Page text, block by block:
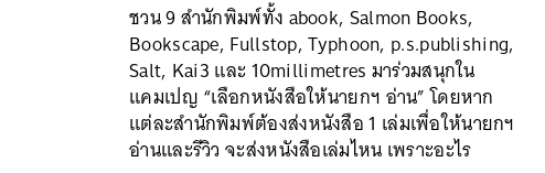
ชวน 9 สำนักพิมพ์ทั้ง abook, Salmon Books,
Bookscape, Fullstop, Typhoon, p.s.publishing,
Salt, Kai3 และ 10millimetres มาร่วมสนุกใน
แคมเปญ “เลือกหนังสือให้นายกฯ อ่าน” โดยหาก
แต่ละสำนักพิมพ์ต้องส่งหนังสือ 1 เล่มเพื่อให้นายกฯ
อ่านและรีวิว จะส่งหนังสือเล่มไหน เพราะอะไร